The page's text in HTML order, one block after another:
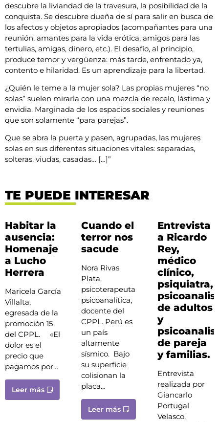
descubre la liviandad de la travesura, la posibilidad de la
conquista. Se descubre dueña de sí para salir en busca de
los afectos y objetos apropiados (acompañantes para una
reunión, amantes para la vida erótica, amigos para las
tertulias, amigas, dinero, etc.). El desafío, al principio,
produce temor y vergüenza: más tarde, enfrentado ya,
contento e hilaridad. Es un aprendizaje para la libertad.
¿Quién le teme a la mujer sola? Las propias mujeres “no
solas” suelen mirarla con una mezcla de recelo, lástima y
envidia. Marginada de los espacios sociales y reuniones
que son solamente “para parejas”.
Que se abra la puerta y pasen, agrupadas, las mujeres
solas en sus diferentes situaciones vitales: separadas,
solteras, viudas, casadas… […]”
TE PUEDE INTERESAR
Habitar la
ausencia:
Homenaje
a Lucho
Herrera
Maricela García
Villalta,
egresada de la
promoción 15
del CPPL. «El
dolor es el
precio que
pagamos por…
Leer más
Cuando el
terror nos
sacude
Nora Rivas
Plata,
psicoterapeuta
psicoanalítica,
docente del
CPPL. Perú es
un país
altamente
sísmico. Bajo
su superficie
colisionan la
placa…
Leer más
Entrevista
a Ricardo
Rey,
médico
clínico,
psiquiatra,
de adultos
y
de pareja
y familias.
Entrevista
realizada por
Giancarlo
Portugal
Velasco,